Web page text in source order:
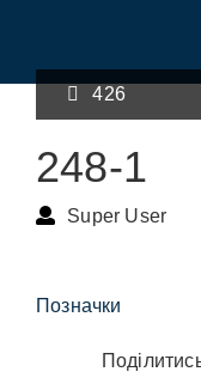
426
248-1
Super User
Позначки